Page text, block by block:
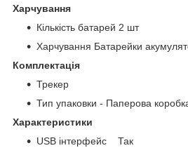
Харчування
Кількість батарей 2 шт
Харчування Батарейки
Комплектація
Трекер
Тип упаковки - Паперова
Характеристики
USB інтерфейс Так